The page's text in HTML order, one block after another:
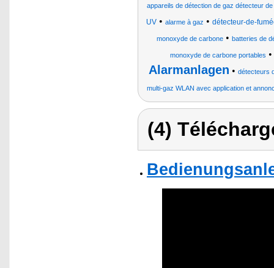
appareils de détection de gaz détecteur
UV• alarme à gaz • détecteur-de-
monoxyde de carbone• batteries de
monoxyde de carbone portables •
Alarmanlagen • détecteurs
multi-gaz WLAN avec application et
(4)